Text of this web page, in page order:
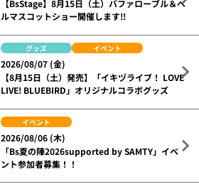
【BsStage】8月15日（土）バファローブル＆ベ
ルマスコットショー開催します!!
グッズ イベント
2026/08/07 (金)
【8月15日（土）発売】「イキヅライブ！ LOVE
LIVE! BLUEBIRD」オリジナルコラボグッズ
イベント
2026/08/06 (木)
「Bs夏の陣2026supported by SAMTY」イベ
ント参加者募集！！